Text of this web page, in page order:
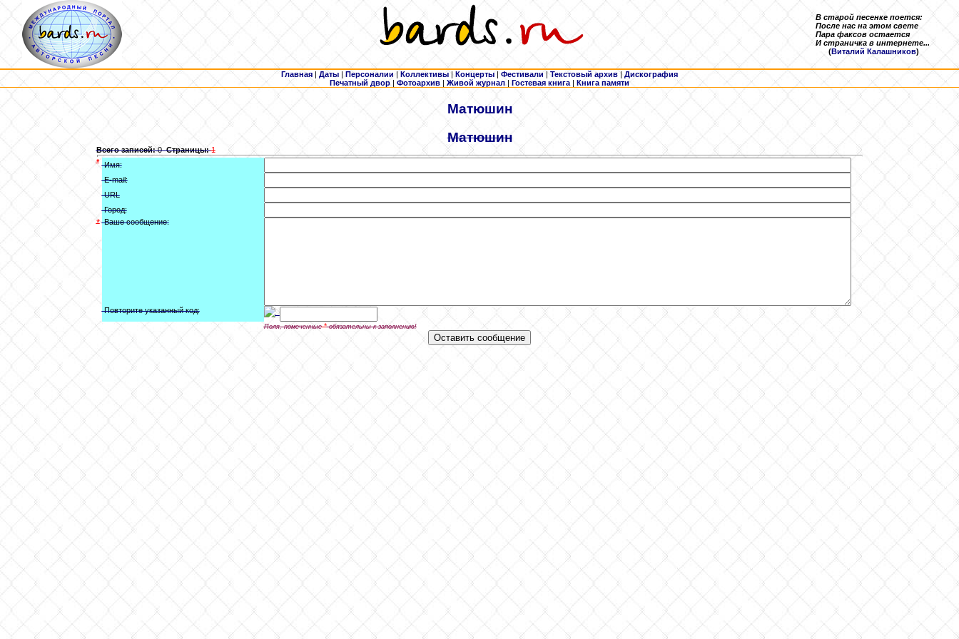
В старой песенке поется:
После нас на этом свете
Пара факсов остается
И страничка в интернете...
(Виталий Калашников)
Главная | Даты | Персоналии | Коллективы | Концерты | Фестивали | Текстовый архив | Дискография
Печатный двор | Фотоархив | Живой журнал | Гостевая книга | Книга памяти
Матюшин
Матюшин
Всего записей:0Страницы:1
* Имя:
E-mail:
URL
Город:
* Ваше сообщение:
Повторите указанный код:
Поля, помеченные*обязательны к заполнению!